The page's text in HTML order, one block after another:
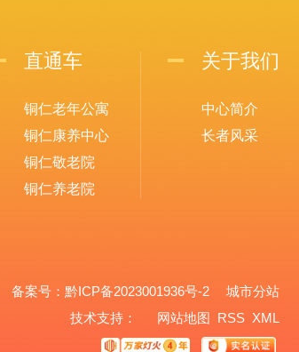
直通车
铜仁老年公寓
铜仁康养中心
铜仁敬老院
铜仁养老院
关于我们
中心简介
长者风采
备案号： 黔ICP备2023001936号-2 城市分站
城市分站
技术支持： 网站地图 RSS XML